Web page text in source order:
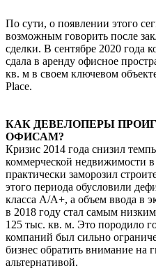
По сути, о появлении этого
возможным говорить после
сделки. В сентябре 2020
сдала в аренду офисное
кв. м в своем ключевом
Place.
КАК ДЕВЕЛОПЕРЫ
ОФИСАМ?
Кризис 2014 года снизил
коммерческой недвижимости
практически заморозил
этого периода обусловили
класса А/А+, а объем ввода в
в 2018 году стал самым
125 тыс. кв. м. Это породило
компаний был сильно
бизнес обратить внимание на
альтернативой.